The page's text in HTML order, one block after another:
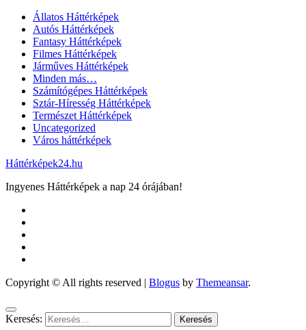
Állatos Háttérképek
Autós Háttérképek
Fantasy Háttérképek
Filmes Háttérképek
Járműves Háttérképek
Minden más…
Számítógépes Háttérképek
Sztár-Híresség Háttérképek
Természet Háttérképek
Uncategorized
Város háttérképek
Háttérképek24.hu
Ingyenes Háttérképek a nap 24 órájában!
Copyright © All rights reserved | Blogus by Themeansar.
Keresés: